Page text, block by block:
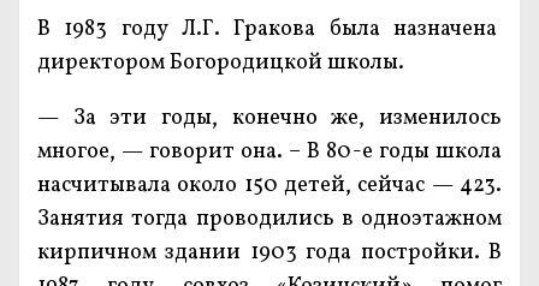
В 1983 году Л.Г. Гракова была назначена
директором Богородицкой школы.
— За эти годы, конечно же, изменилось
многое, — говорит она. – В 80-е годы школа
насчитывала около 150 детей, сейчас — 423.
Занятия тогда проводились в одноэтажном
кирпичном здании 1903 года постройки. В